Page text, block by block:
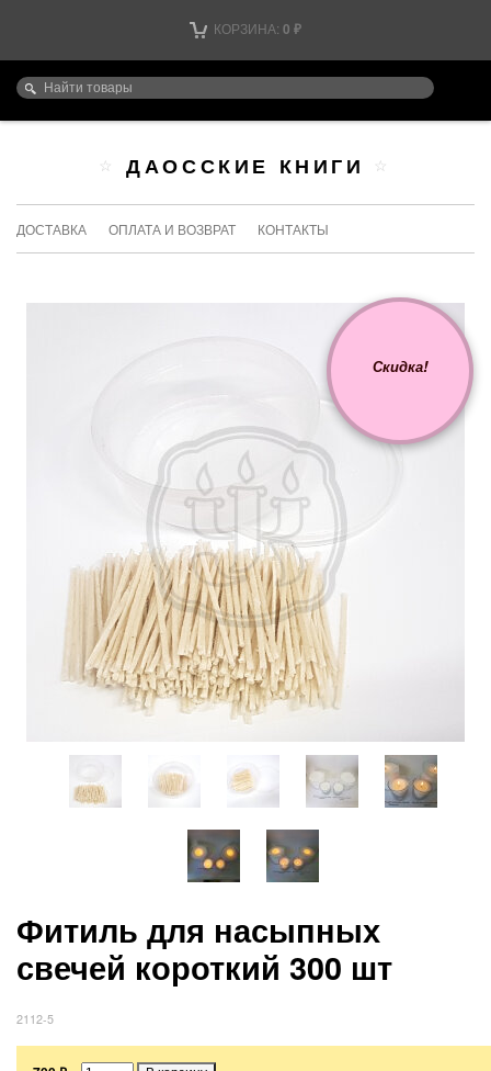
КОРЗИНА: 0 ₽
ДАОССКИЕ КНИГИ
ДОСТАВКА ОПЛАТА И ВОЗВРАТ КОНТАКТЫ
Скидка!
Фитиль для насыпных
свечей короткий 300 шт
2112-5